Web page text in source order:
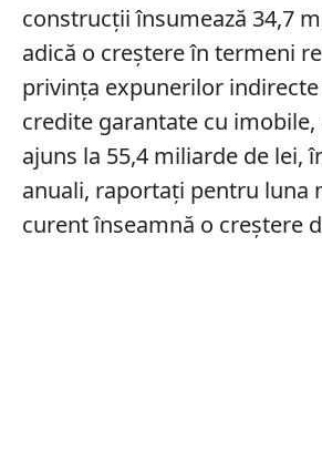
construcții însumează 34,7
adică o creștere în termeni
privința expunerilor
credite garantate cu imobile,
ajuns la 55,4 miliarde de lei,
anuali, raportați pentru luna
curent înseamnă o creștere